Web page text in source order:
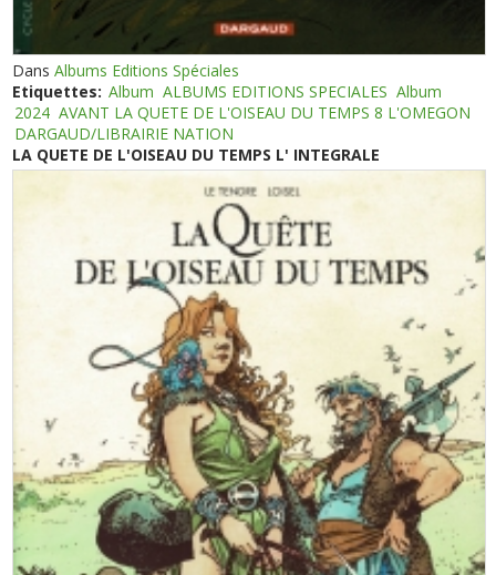
DansAlbums Editions Spéciales
Etiquettes: Album ALBUMS EDITIONS SPECIALES Album
2024 AVANT LA QUETE DE L'OISEAU DU TEMPS 8 L'OMEGON
DARGAUD/LIBRAIRIE NATION
LA QUETE DE L'OISEAU DU TEMPS L' INTEGRALE